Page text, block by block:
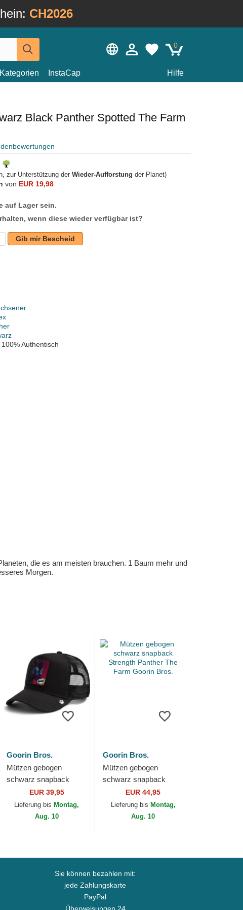
CH2026
0
Kategorien InstaCap Hilfe
Black Panther Spotted The Farm
zur Unterstützung der Wieder-Aufforstung der Planet)
von EUR 19,98
auf Lager sein.
wenn diese wieder verfügbar ist?
Gib mir Bescheid
100% Authentisch
die es am meisten brauchen. 1 Baum mehr und
Morgen.
Goorin Bros.
Mützen gebogen
schwarz snapback
Panther Pop Art 2 The
Farm Goorin Bros.
EUR 39,95
Lieferung bis Montag,
Aug. 10
Goorin Bros.
Mützen gebogen
schwarz snapback
Strength Panther The
Farm Goorin Bros.
EUR 44,95
Lieferung bis Montag,
Aug. 10
Sie können bezahlen mit:
jede Zahlungskarte
PayPal